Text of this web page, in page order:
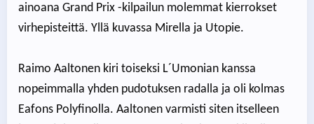
ainoana Grand Prix -kilpailun molemmat kierrokset
virhepisteittä. Yllä kuvassa Mirella ja Utopie.
Raimo Aaltonen kiri toiseksi L´Umonian kanssa
nopeimmalla yhden pudotuksen radalla ja oli kolmas
Eafons Polyfinolla. Aaltonen varmisti siten itselleen